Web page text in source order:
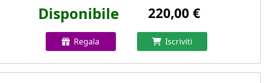
Disponibile 220,00 €
Regala Iscriviti